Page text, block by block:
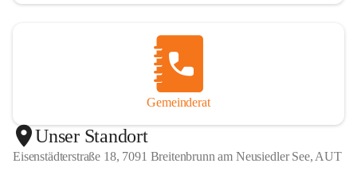
Gemeinderat
Unser Standort
Eisenstädterstraße 18, 7091 Breitenbrunn am Neusiedler See, AUT